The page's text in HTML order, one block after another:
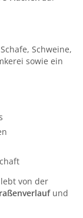
Schweine,
sowie ein
von der
und